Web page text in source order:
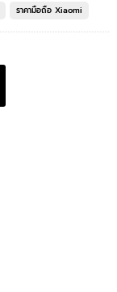
ราคามือถือ Xiaomi